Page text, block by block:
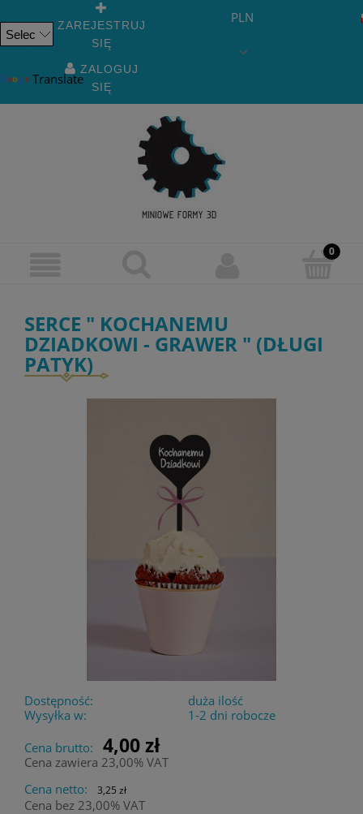
Translate
ZAREJESTRUJ
SIĘ
ZALOGUJ
SIĘ
PLN
SERCE " KOCHANEMU
DZIADKOWI - GRAWER " (DŁUGI
PATYK)
Dostępność:
duża ilość
Wysyłka w:
1-2 dni robocze
Cena brutto:
4,00 zł
Cena zawiera 23,00% VAT
Cena netto:
3,25 zł
Cena bez 23,00% VAT